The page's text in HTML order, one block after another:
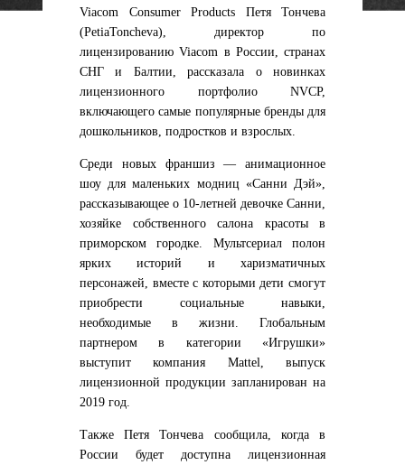
Viacom Consumer Products Петя Тончева
(PetiaToncheva),
директор по
лицензированию Viacom в России, странах
СНГ и Балтии, рассказала о новинках
лицензионного портфолио NVCP,
включающего самые популярные бренды для
дошкольников, подростков и взрослых.
Среди новых франшиз — анимационное
шоу для маленьких модниц «Санни Дэй»
рассказывающее о 10-летней девочке Санни,
хозяйке собственного салона красоты в
приморском городке. Мультсериал полон
ярких историй и харизматичных
персонажей, вместе с которыми дети смогут
приобрести социальные навыки,
необходимые в жизни. Глобальным
партнером в категории «Игрушки»
выступит компания Mattel, выпуск
лицензионной продукции запланирован на
2019 год.
Также Петя Тончева сообщила, когда в
России будет доступна лицензионная